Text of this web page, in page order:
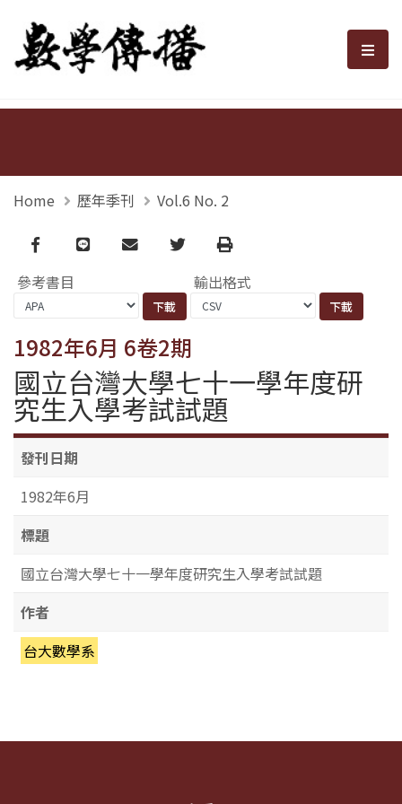
數學傳播 選
Home 歷年季刊 Vol.6 No. 2
Facebook
line email TwitterPrint
參考書目 輸出格式
1982年6月 6卷2期
國立台灣大學七十一學年度研
究生入學考試試題
發刊日期
1982年6月
標題
國立台灣大學七十一學年度研究生入學考試試題
作者
台大數學系